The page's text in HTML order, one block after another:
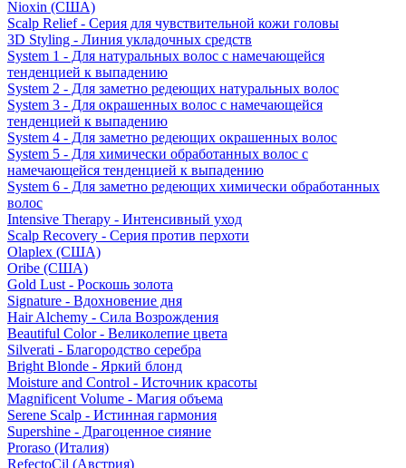
Nioxin (США)
Scalp Relief - Серия для чувствительной кожи головы
3D Styling - Линия укладочных средств
System 1 - Для натуральных волос с намечающейся
тенденцией к выпадению
System 2 - Для заметно редеющих натуральных волос
System 3 - Для окрашенных волос с намечающейся
тенденцией к выпадению
System 4 - Для заметно редеющих окрашенных волос
System 5 - Для химически обработанных волос с
намечающейся тенденцией к выпадению
System 6 - Для заметно редеющих химически обработанных
волос
Intensive Therapy - Интенсивный уход
Scalp Recovery - Серия против перхоти
Olaplex (США)
Oribe (США)
Gold Lust - Роскошь золота
Signature - Вдохновение дня
Hair Alchemy - Сила Возрождения
Beautiful Color - Великолепие цвета
Silverati - Благородство серебра
Bright Blonde - Яркий блонд
Moisture and Control - Источник красоты
Magnificent Volume - Магия объема
Serene Scalp - Истинная гармония
Supershine - Драгоценное сияние
Proraso (Италия)
RefectoCil (Австрия)